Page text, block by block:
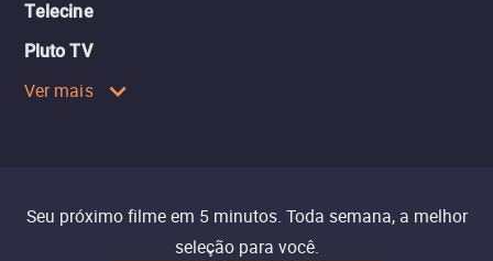
Telecine
Pluto TV
Ver mais
Seu próximo filme em 5 minutos. Toda semana, a melhor
seleção para você.